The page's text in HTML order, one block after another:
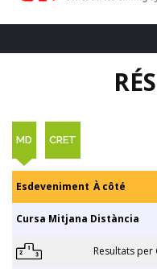
MD CRET
Esdeveniment À côté
Cursa Mitjana Distància
Resultats per